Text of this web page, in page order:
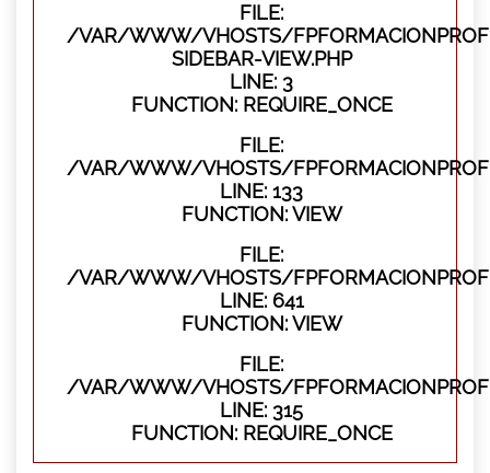
FILE:
/VAR/WWW/VHOSTS/
SIDEBAR-VIEW.PHP
LINE: 3
FUNCTION: REQUIRE_ONCE
FILE:
/VAR/WWW/VHOSTS/
LINE: 133
FUNCTION: VIEW
FILE:
/VAR/WWW/VHOSTS/
LINE: 641
FUNCTION: VIEW
FILE:
/VAR/WWW/VHOSTS/
LINE: 315
FUNCTION: REQUIRE_ONCE